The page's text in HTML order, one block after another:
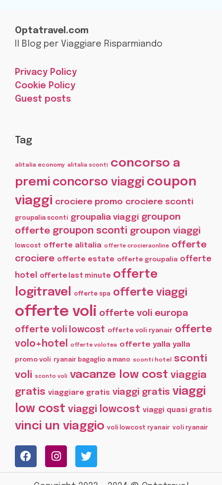
Optatravel.com
Il Blog per Viaggiare Risparmiando
Privacy Policy
Cookie Policy
Guest posts
Tag
alitalia economy alitalia sconti concorso a
premi concorso viaggi coupon
viaggi crociere promo crociere sconti
groupalia sconti groupalia viaggi groupon
offerte groupon sconti groupon viaggi
lowcost offerte alitalia offerte crocieraonline offerte
crociere offerte estate offerte groupalia offerte
hotel
offerte last minute offerte
logitravel offerte spa offerte viaggi
offerte voli offerte voli europa
offerte voli lowcost offerte voli ryanair offerte
volo+hotel offerte volotea offerte yalla yalla
promo voli ryanair bagaglio a mano sconti hotel
sconti
voli
sconto voli vacanze low cost viaggia
gratis viaggiare gratis viaggi gratis viaggi
low cost viaggi lowcost viaggi quasi gratis
vinci un viaggio voli lowcost ryanair voli ryanair